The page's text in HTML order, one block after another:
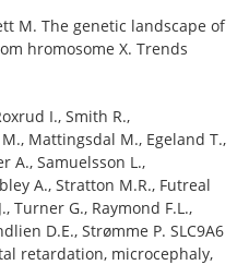
M. The genetic landscape of
hromosome X. Trends
I., Smith R.,
Mattingsdal M., Egeland T.,
A., Samuelsson L.,
A., Stratton M.R., Futreal
Turner G., Raymond F.L.,
D.E., Strømme P. SLC9A6
retardation, microcephaly,